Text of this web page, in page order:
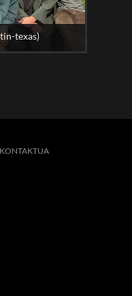
texas)
KONTAKTUA